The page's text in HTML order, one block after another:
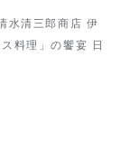
水清三郎商店 伊
料理」の饗宴 日